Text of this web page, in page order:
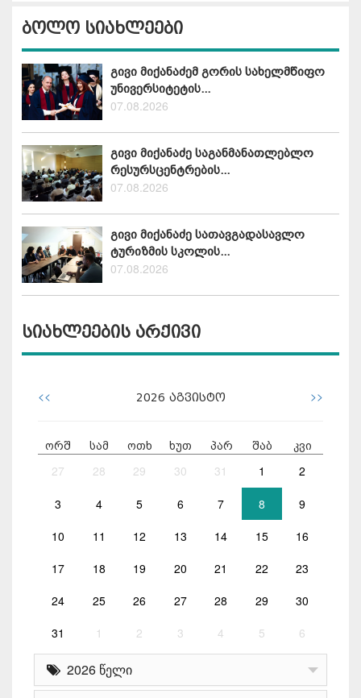
ბოლო სიახლეები
გივი მიქანაძემ გორის სახელმწიფო
უნივერსიტეტის...
07.08.2026
გივი მიქანაძე საგანმანათლებლო
რესურსცენტრების...
07.08.2026
გივი მიქანაძე სათავგადასავლო
ტურიზმის სკოლის...
07.08.2026
სიახლეების არქივი
<< 2026 აგვისტო >>
ორშ სამ ოთხ ხუთ პარ შაბ კვი
27 28 29 30 31 1 2
3 4 5 6 7 8 9
10 11 12 13 14 15 16
17 18 19 20 21 22 23
24 25 26 27 28 29 30
31 1 2 3 4 5 6
2026 წელი